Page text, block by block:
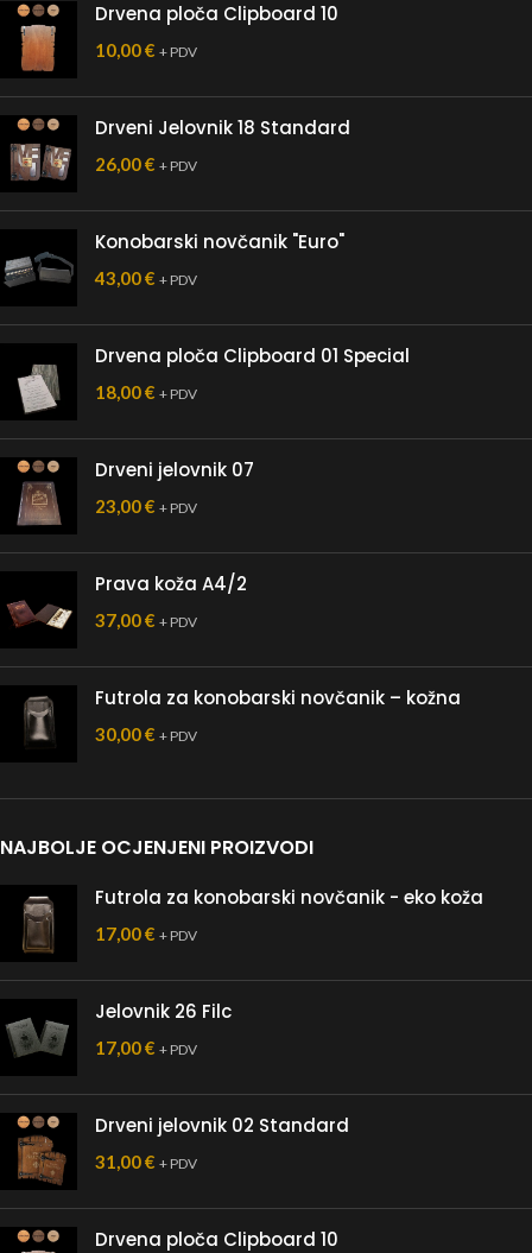
Drvena ploča Clipboard 10
10,00€ + PDV
Drveni Jelovnik 18 Standard
26,00€ + PDV
Konobarski novčanik "Euro"
43,00€ + PDV
Drvena ploča Clipboard 01 Special
18,00€ + PDV
Drveni jelovnik 07
23,00€ + PDV
Prava koža A4/2
37,00€ + PDV
Futrola za konobarski novčanik – kožna
30,00€ + PDV
NAJBOLJE OCJENJENI PROIZVODI
Futrola za konobarski novčanik - eko koža
17,00€ + PDV
Jelovnik 26 Filc
17,00€ + PDV
Drveni jelovnik 02 Standard
31,00€ + PDV
Drvena ploča Clipboard 10